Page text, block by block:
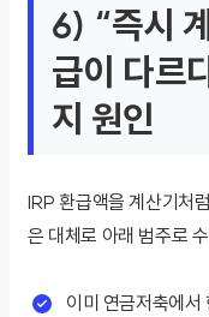
6) “즉시
급이 다르
지 원인
IRP 환급액을 계산기처
은 대체로 아래 범주로
이미 연금저축에